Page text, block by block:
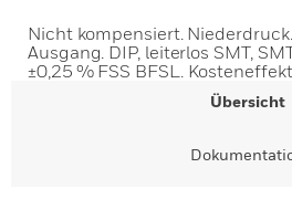
Nicht kompensiert.
Ausgang. DIP, leiterlos SMT,
±0,25 % FSS BFSL.
Übersicht